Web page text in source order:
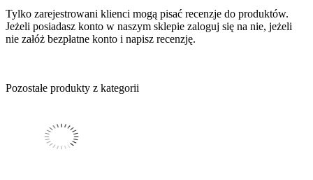
Tylko zarejestrowani klienci mogą pisać recenzje do produktów.
Jeżeli posiadasz konto w naszym sklepie zaloguj się na nie, jeżeli
nie załóż bezpłatne konto i napisz recenzję.
Pozostałe produkty z kategorii